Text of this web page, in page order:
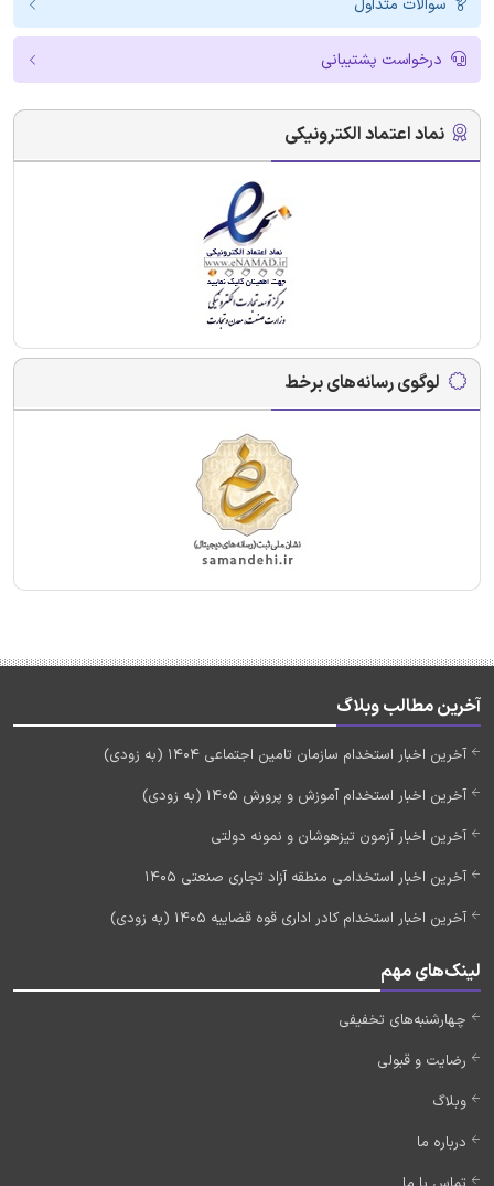
درخواست پشتیبانی
نماد اعتماد الکترونیکی
لوگوی رسانه‌های برخط
آخرین مطالب وبلاگ
آخرین اخبار استخدام سازمان تامین اجتماعی 1404 (به زودی)
آخرین اخبار استخدام آموزش و پرورش 1405 (به زودی)
آخرین اخبار آزمون تیزهوشان و نمونه دولتی
آخرین اخبار استخدامی منطقه آزاد تجاری صنعتی 1405
آخرین اخبار استخدام کادر اداری قوه قضاییه 1405 (به زودی)
لینک‌های مهم
چهارشنبه‌های تخفیفی
رضایت و قبولی
وبلاگ
درباره ما